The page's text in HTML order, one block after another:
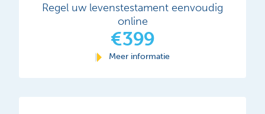
Regel uw levenstestament eenvoudig
online
€399
Meer informatie